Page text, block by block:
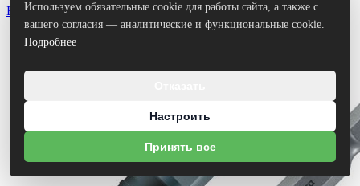
БитыИспользуем обязательные cookie для работы сайта, а также с
вашего согласия — аналитические и функциональные cookie.
Подробнее
Настроить
Принять все